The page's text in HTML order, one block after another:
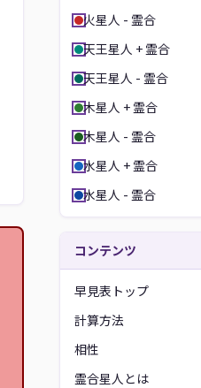
火星人 - 霊合
天王星人 + 霊合
天王星人 - 霊合
木星人 + 霊合
木星人 - 霊合
水星人 + 霊合
水星人 - 霊合
コンテンツ
早見表トップ
計算方法
相性
霊合星人とは